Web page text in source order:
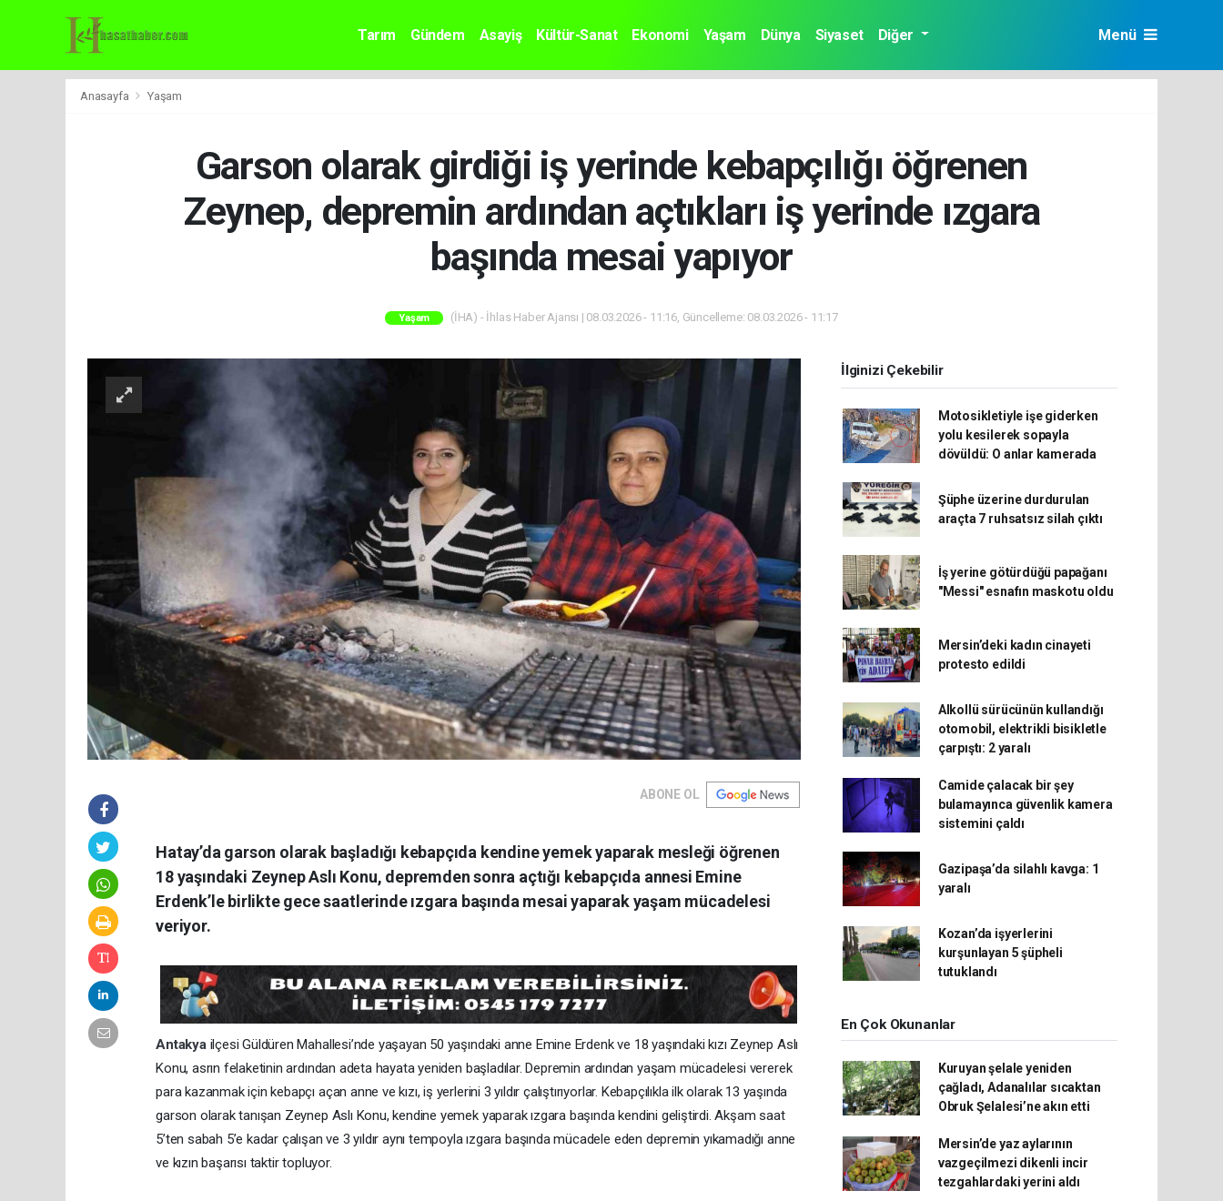
Tarım Gündem Asayiş Kültür-Sanat Ekonomi Yaşam Dünya Siyaset Diğer Menü
Anasayfa Yaşam
Garson olarak girdiği iş yerinde kebapçılığı öğrenen
Zeynep, depremin ardından açtıkları iş yerinde ızgara
başında mesai yapıyor
Yaşam (İHA) - İhlas Haber Ajansı | 08.03.2026 - 11:16, Güncelleme: 08.03.2026 - 11:17
ABONE OL
Hatay’da garson olarak başladığı kebapçıda kendine yemek yaparak mesleği öğrenen
18 yaşındaki Zeynep Aslı Konu, depremden sonra açtığı kebapçıda annesi Emine
Erdenk’le birlikte gece saatlerinde ızgara başında mesai yaparak yaşam mücadelesi
veriyor.
Antakya ilçesi Güldüren Mahallesi’nde yaşayan 50 yaşındaki anne Emine Erdenk ve 18 yaşındaki kızı Zeynep Aslı
Konu, asrın felaketinin ardından adeta hayata yeniden başladılar. Depremin ardından yaşam mücadelesi vererek
para kazanmak için kebapçı açan anne ve kızı, iş yerlerini 3 yıldır çalıştırıyorlar. Kebapçılıkla ilk olarak 13 yaşında
garson olarak tanışan Zeynep Aslı Konu, kendine yemek yaparak ızgara başında kendini geliştirdi. Akşam saat
5’ten sabah 5’e kadar çalışan ve 3 yıldır aynı tempoyla ızgara başında mücadele eden depremin yıkamadığı anne
ve kızın başarısı taktir topluyor.
İlginizi Çekebilir
Motosikletiyle işe giderken
yolu kesilerek sopayla
dövüldü: O anlar kamerada
Şüphe üzerine durdurulan
araçta 7 ruhsatsız silah çıktı
İş yerine götürdüğü papağanı
"Messi" esnafın maskotu oldu
Mersin’deki kadın cinayeti
protesto edildi
Alkollü sürücünün kullandığı
otomobil, elektrikli bisikletle
çarpıştı: 2 yaralı
Camide çalacak bir şey
bulamayınca güvenlik kamera
sistemini çaldı
Gazipaşa’da silahlı kavga: 1
yaralı
Kozan’da işyerlerini
kurşunlayan 5 şüpheli
tutuklandı
En Çok Okunanlar
Kuruyan şelale yeniden
çağladı, Adanalılar sıcaktan
Obruk Şelalesi’ne akın etti
Mersin’de yaz aylarının
vazgeçilmezi dikenli incir
tezgahlardaki yerini aldı